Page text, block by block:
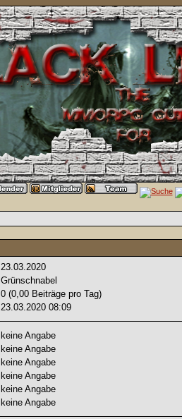
23.03.2020
Grünschnabel
0 (0,00 Beiträge pro Tag)
23.03.2020 08:09
keine Angabe
keine Angabe
keine Angabe
keine Angabe
keine Angabe
keine Angabe